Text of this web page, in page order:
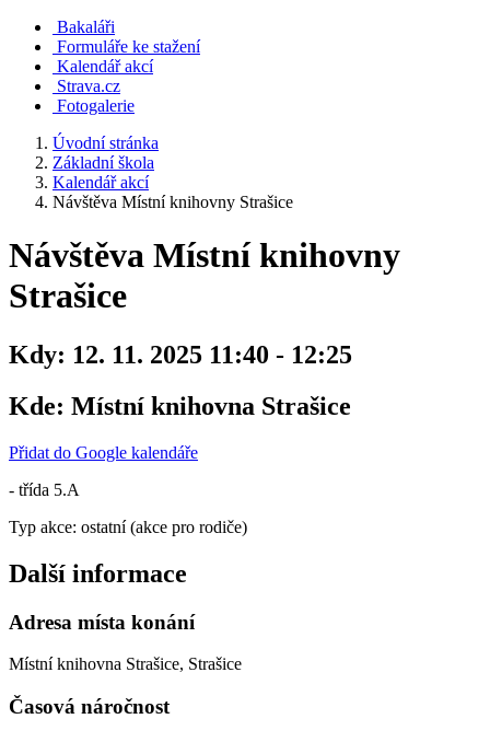
Bakaláři
Formuláře ke stažení
Kalendář akcí
Strava.cz
Fotogalerie
Úvodní stránka
Základní škola
Kalendář akcí
Návštěva Místní knihovny Strašice
Návštěva Místní knihovny
Strašice
Kdy: 12. 11. 2025 11:40 - 12:25
Kde: Místní knihovna Strašice
Přidat do Google kalendáře
- třída 5.A
Typ akce: ostatní (akce pro rodiče)
Další informace
Adresa místa konání
Místní knihovna Strašice, Strašice
Časová náročnost